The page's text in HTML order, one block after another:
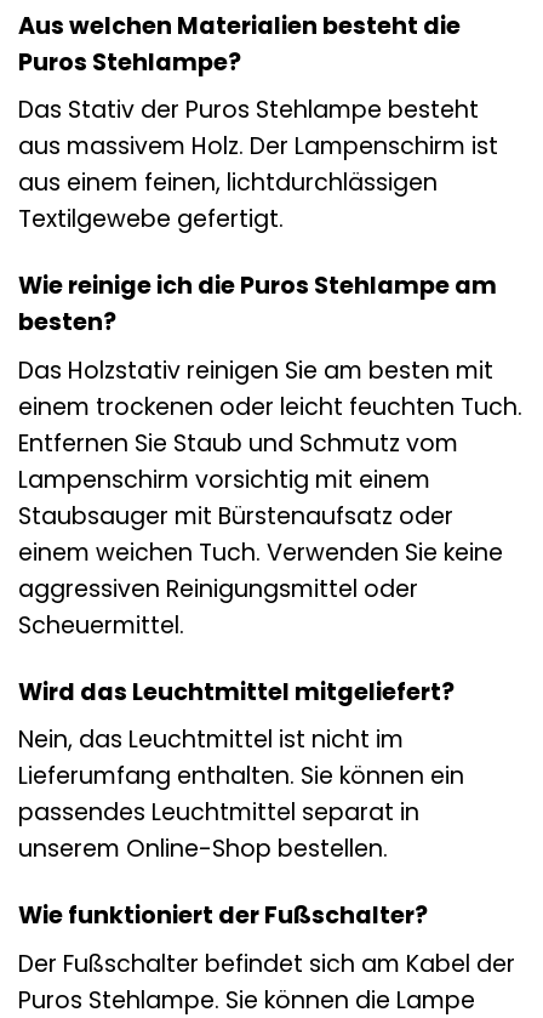
Aus welchen Materialien besteht die
Puros Stehlampe?
Das Stativ der Puros Stehlampe besteht
aus massivem Holz. Der Lampenschirm ist
aus einem feinen, lichtdurchlässigen
Textilgewebe gefertigt.
Wie reinige ich die Puros Stehlampe am
besten?
Das Holzstativ reinigen Sie am besten mit
einem trockenen oder leicht feuchten Tuch.
Entfernen Sie Staub und Schmutz vom
Lampenschirm vorsichtig mit einem
Staubsauger mit Bürstenaufsatz oder
einem weichen Tuch. Verwenden Sie keine
aggressiven Reinigungsmittel oder
Scheuermittel.
Wird das Leuchtmittel mitgeliefert?
Nein, das Leuchtmittel ist nicht im
Lieferumfang enthalten. Sie können ein
passendes Leuchtmittel separat in
unserem Online-Shop bestellen.
Wie funktioniert der Fußschalter?
Der Fußschalter befindet sich am Kabel der
Puros Stehlampe. Sie können die Lampe